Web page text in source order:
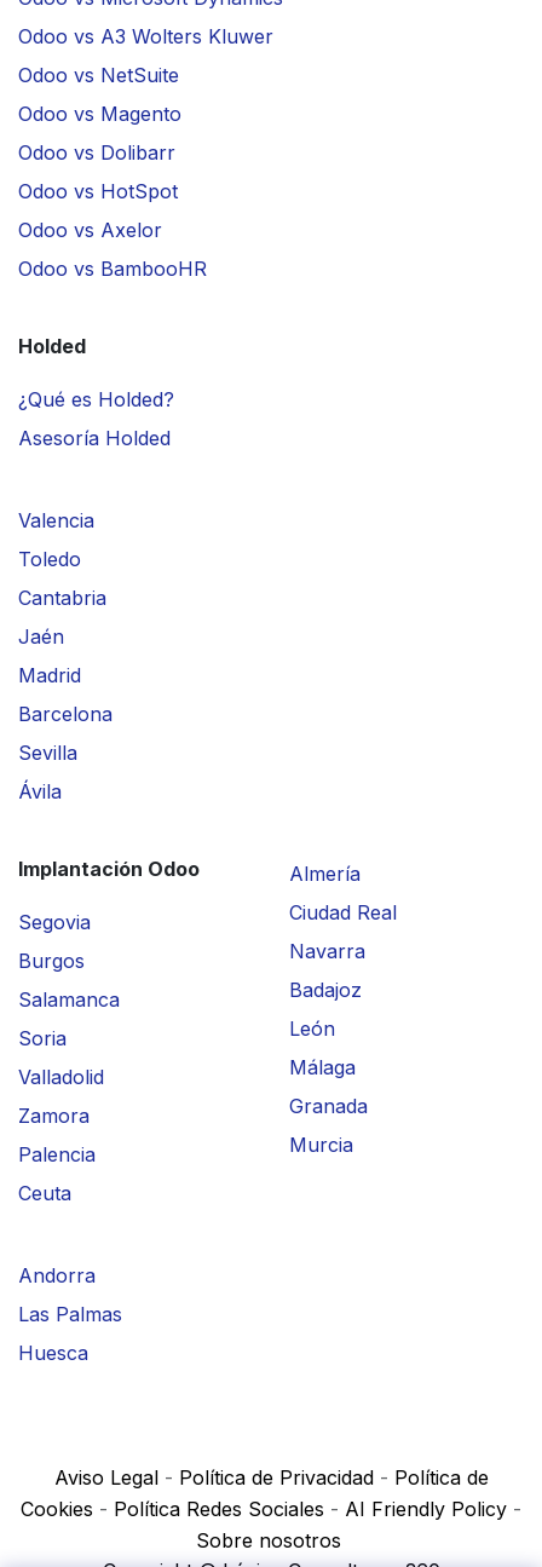
Odoo vs A3 Wolters Kluwer
Odoo vs NetSuite
Odoo vs Magento
Odoo vs Dolibarr
Odoo vs HotSpot
Odoo vs Axelor
Odoo vs BambooHR
Holded
¿Qué es Holded?
Asesoría Holded
Valencia
Toledo
Cantabria
Jaén
Madrid
Barcelona
Sevilla
Ávila
Implantación Odoo
Segovia
Burgos
Salamanca
Soria
Valladolid
Zamora
Palencia
Ceuta
Almería
Ciudad Real
Navarra
Badajoz
León
Málaga
Granada
Murcia
Andorra
Las Palmas
Huesca
Aviso Legal- Política de Privacidad- Política de
Cookies - Política Redes Sociales - AI Friendly Policy -
Sobre nosotros